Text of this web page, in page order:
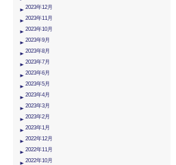
2023年12月
2023年11月
2023年10月
2023年9月
2023年8月
2023年7月
2023年6月
2023年5月
2023年4月
2023年3月
2023年2月
2023年1月
2022年12月
2022年11月
2022年10月